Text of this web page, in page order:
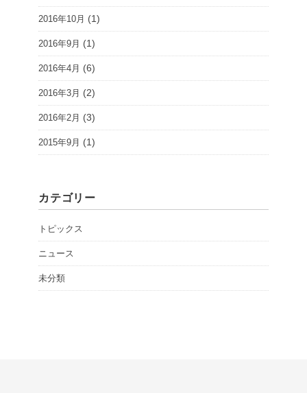
2016年10月 (1)
2016年9月 (1)
2016年4月 (6)
2016年3月 (2)
2016年2月 (3)
2015年9月 (1)
カテゴリー
トピックス
ニュース
未分類